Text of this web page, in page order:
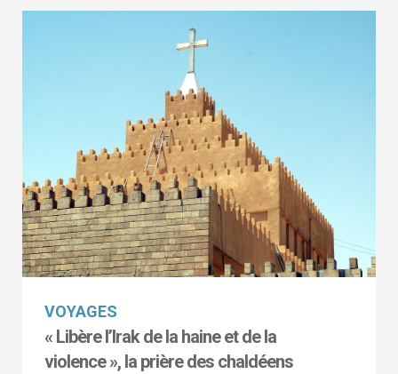
VOYAGES
« Libère l’Irak de la haine et de la
violence », la prière des chaldéens